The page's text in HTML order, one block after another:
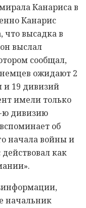
Канариса в
Канарис
что высадка в
выслал
сообщал,
ожидают 2
и 19 дивизий
имели только
ю дивизию
об
начала войны и
как
начальник